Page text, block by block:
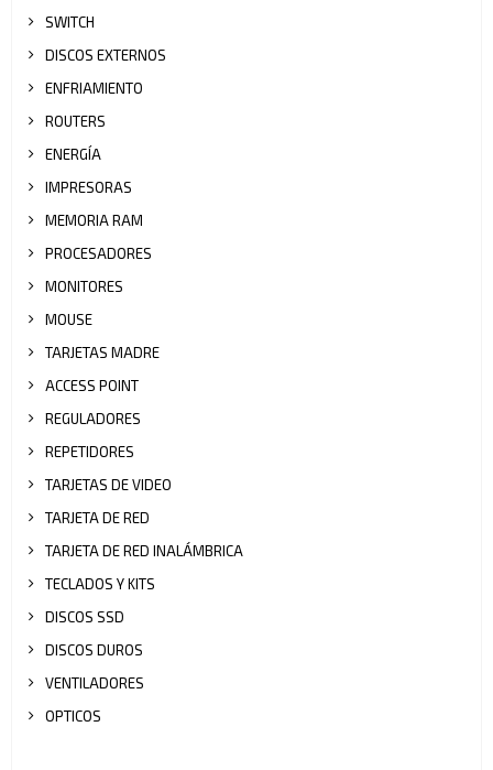
SWITCH
DISCOS EXTERNOS
ENFRIAMIENTO
ROUTERS
ENERGÍA
IMPRESORAS
MEMORIA RAM
PROCESADORES
MONITORES
MOUSE
TARJETAS MADRE
ACCESS POINT
REGULADORES
REPETIDORES
TARJETAS DE VIDEO
TARJETA DE RED
TARJETA DE RED INALÁMBRICA
TECLADOS Y KITS
DISCOS SSD
DISCOS DUROS
VENTILADORES
OPTICOS